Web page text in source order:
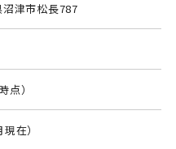
津市松長787
点）
在）